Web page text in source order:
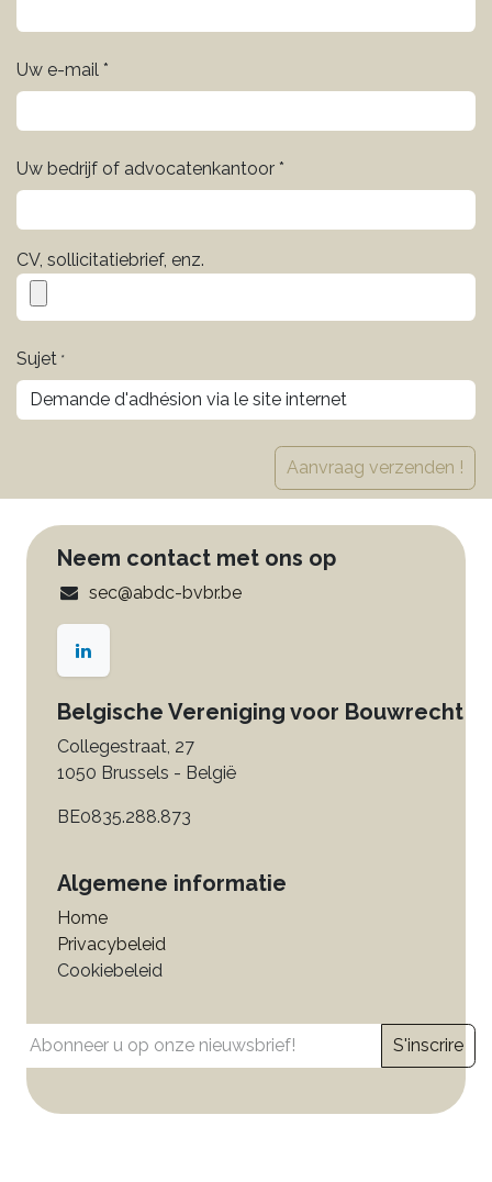
Uw e-mail *
Uw bedrijf of advocatenkantoor *
CV, sollicitatiebrief, enz.
Sujet *
Aanvraag verzenden !
Neem contact met ons op
sec@abdc-bvbr.be
Belgische Vereniging voor Bouwrecht
Collegestraat, 27
1050 Brussels - België
BE0835.288.873
Algemene informatie
Home
Privacybeleid
Cookiebeleid
S'inscrire